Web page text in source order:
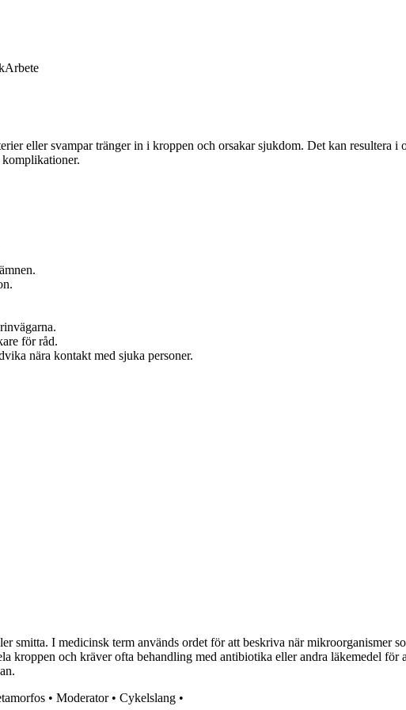
Arbete
eller svampar tränger in i kroppen och orsakar sjukdom. Det kan resultera i
för råd.
nära kontakt med sjuka personer.
smitta. I medicinsk term används ordet för att beskriva när mikroorganismer
kroppen och kräver ofta behandling med antibiotika eller andra läkemedel
• Moderator• Cykelslang •